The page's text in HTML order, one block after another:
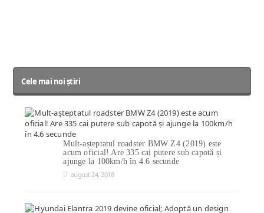
Cele mai noi știri
Mult-așteptatul roadster BMW Z4 (2019) este
acum oficial! Are 335 cai putere sub capotă și
ajunge la 100km/h în 4.6 secunde
august 24, 2018